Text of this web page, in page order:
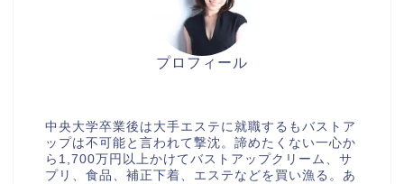
プロフィール
中央大学卒業後は大手エステに就職するもバストア
ップは不可能と言われて撃沈。諦めたくない一心か
ら1,700万円以上かけてバストアップクリーム、サ
プリ、食品、補正下着、エステなどを買い漁る。あ